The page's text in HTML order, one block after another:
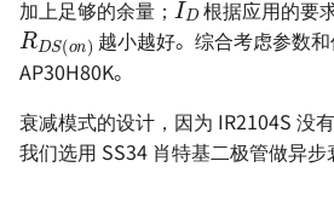
加上足够的余量；
根据应用的要
RDS(on)
越小越好。综合考虑参数
AP30H80K。
衰减模式的设计，因为 IR2104S 没
我们选用 SS34 肖特基二极管做异步